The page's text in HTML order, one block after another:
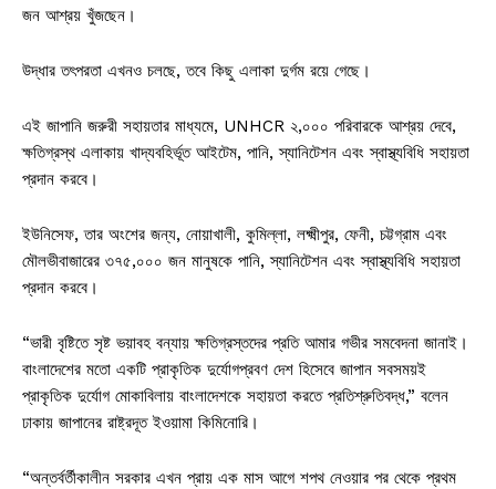
জন আশ্রয় খুঁজছেন।
উদ্ধার তৎপরতা এখনও চলছে, তবে কিছু এলাকা দুর্গম রয়ে গেছে।
এই জাপানি জরুরী সহায়তার মাধ্যমে, UNHCR ২,০০০ পরিবারকে আশ্রয় দেবে,
ক্ষতিগ্রস্থ এলাকায় খাদ্যবহির্ভূত আইটেম, পানি, স্যানিটেশন এবং স্বাস্থ্যবিধি সহায়তা
প্রদান করবে।
ইউনিসেফ, তার অংশের জন্য, নোয়াখালী, কুমিল্লা, লক্ষ্মীপুর, ফেনী, চট্টগ্রাম এবং
মৌলভীবাজারের ৩৭৫,০০০ জন মানুষকে পানি, স্যানিটেশন এবং স্বাস্থ্যবিধি সহায়তা
প্রদান করবে।
“ভারী বৃষ্টিতে সৃষ্ট ভয়াবহ বন্যায় ক্ষতিগ্রস্তদের প্রতি আমার গভীর সমবেদনা জানাই।
বাংলাদেশের মতো একটি প্রাকৃতিক দুর্যোগপ্রবণ দেশ হিসেবে জাপান সবসময়ই
প্রাকৃতিক দুর্যোগ মোকাবিলায় বাংলাদেশকে সহায়তা করতে প্রতিশ্রুতিবদ্ধ,” বলেন
ঢাকায় জাপানের রাষ্ট্রদূত ইওয়ামা কিমিনোরি।
“অন্তর্বর্তীকালীন সরকার এখন প্রায় এক মাস আগে শপথ নেওয়ার পর থেকে প্রথম